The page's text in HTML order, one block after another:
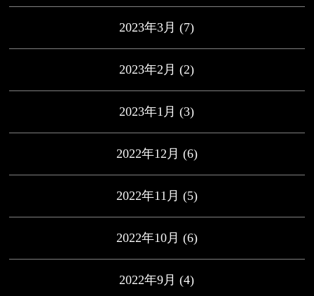
2023年3月 (7)
2023年2月 (2)
2023年1月 (3)
2022年12月 (6)
2022年11月 (5)
2022年10月 (6)
2022年9月 (4)